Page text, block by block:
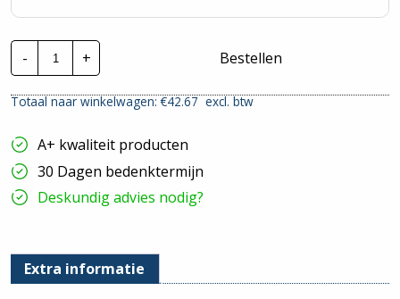
-
Schneider
Electric
Installatiehulpsch.
A9C20732
2
Polig
25A
230V
hoeveelheid
+ Bestellen
Totaal naar winkelwagen: €42.67excl. btw
A+ kwaliteit producten
30 Dagen bedenktermijn
Deskundig advies nodig?
Extra informatie